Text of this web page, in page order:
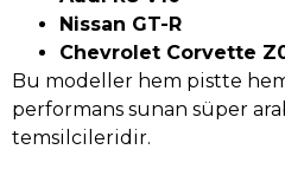
Nissan GT-R
Chevrolet Corvette
Bu modeller hem pistte
performans sunan süper
temsilcileridir.